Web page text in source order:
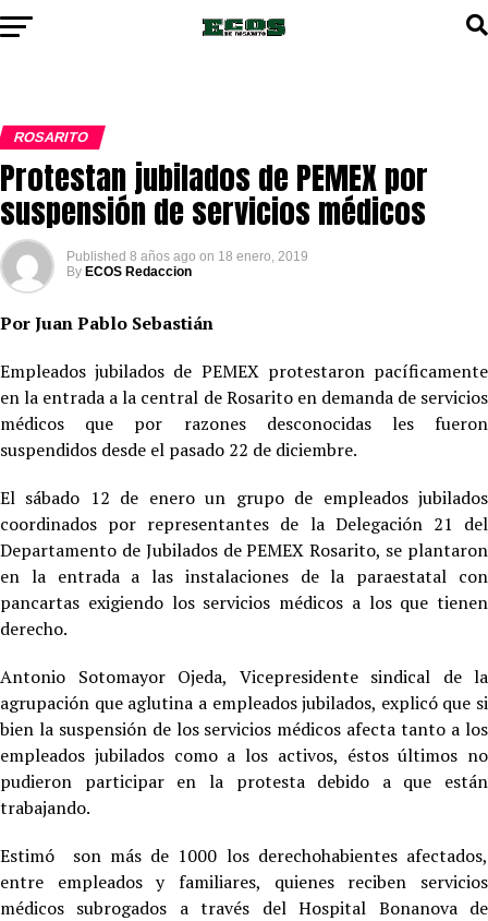
ROSARITO
Protestan jubilados de PEMEX por
suspensión de servicios médicos
Published 8 años ago on 18 enero, 2019
By ECOS Redaccion
Por Juan Pablo Sebastián
Empleados jubilados de PEMEX protestaron pacíficamente
en la entrada a la central de Rosarito en demanda de servicios
médicos que por razones desconocidas les fueron
suspendidos desde el pasado 22 de diciembre.
El sábado 12 de enero un grupo de empleados jubilados
coordinados por representantes de la Delegación 21 del
Departamento de Jubilados de PEMEX Rosarito, se plantaron
en la entrada a las instalaciones de la paraestatal con
pancartas exigiendo los servicios médicos a los que tienen
derecho.
Antonio Sotomayor Ojeda, Vicepresidente sindical de la
agrupación que aglutina a empleados jubilados, explicó que si
bien la suspensión de los servicios médicos afecta tanto a los
empleados jubilados como a los activos, éstos últimos no
pudieron participar en la protesta debido a que están
trabajando.
Estimó son más de 1000 los derechohabientes afectados,
entre empleados y familiares, quienes reciben servicios
médicos subrogados a través del Hospital Bonanova de